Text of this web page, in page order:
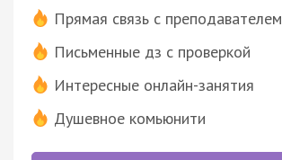
Прямая связь с преподавателем
Письменные дз с проверкой
Интересные онлайн-занятия
Душевное комьюнити